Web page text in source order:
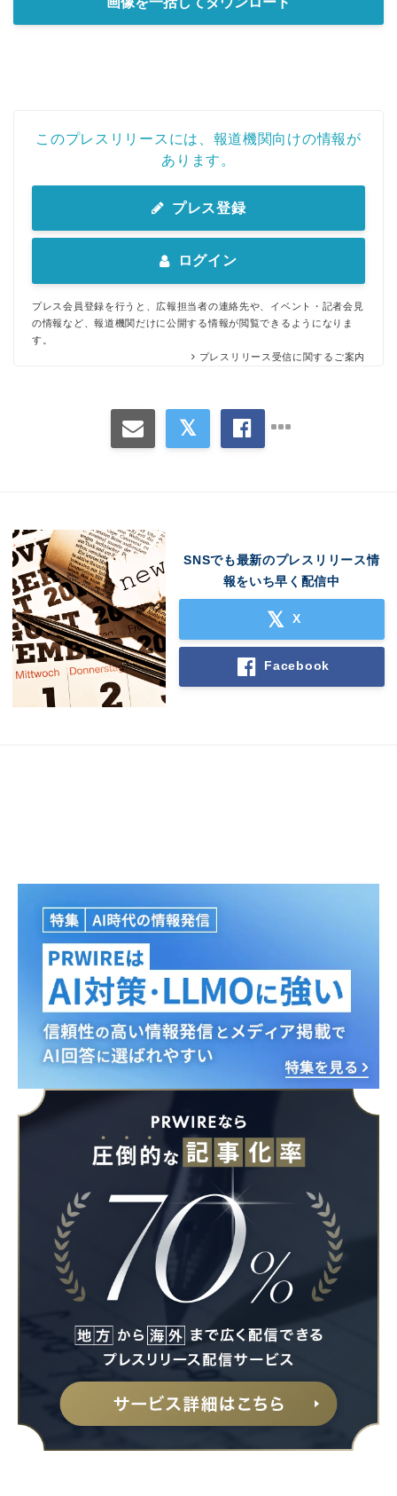
このプレスリリースには、報道機関向けの情報が
あります。
プレス登録
ログイン
プレス会員登録を行うと、広報担当者の連絡先や、イベント・記者会見
の情報など、報道機関だけに公開する情報が閲覧できるようになりま
す。
プレスリリース受信に関するご案内
SNSでも最新のプレスリリース情
報をいち早く配信中
X
Facebook
English